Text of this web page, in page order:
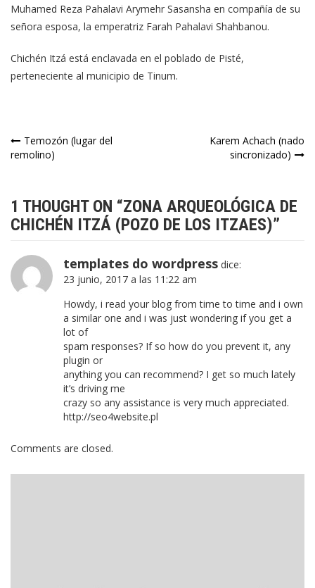
Muhamed Reza Pahalavi Arymehr Sasansha en compañía de su
señora esposa, la emperatriz Farah Pahalavi Shahbanou.
Chichén Itzá está enclavada en el poblado de Pisté,
perteneciente al municipio de Tinum.
Navegación
Temozón (lugar del
remolino)
Karem Achach (nado
sincronizado)
1 THOUGHT ON “ZONA ARQUEOLÓGICA DE
CHICHÉN ITZÁ (POZO DE LOS ITZAES)”
templates do wordpress dice:
23 junio, 2017 a las 11:22 am
Howdy, i read your blog from time to time and i own
a similar one and i was just wondering if you get a
lot of
spam responses? If so how do you prevent it, any
plugin or
anything you can recommend? I get so much lately
it’s driving me
crazy so any assistance is very much appreciated.
http://seo4website.pl
Comments are closed.